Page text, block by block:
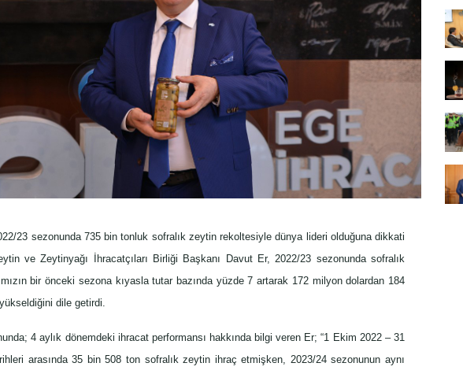
23 sezonunda 735 bin tonluk sofralık zeytin rekoltesiyle dünya lideri olduğuna dikkati
ve Zeytinyağı İhracatçıları Birliği Başkanı Davut Er, 2022/23 sezonunda sofralık
bir önceki sezona kıyasla tutar bazında yüzde 7 artarak 172 milyon dolardan 184
dile getirdi.
4 aylık dönemdeki ihracat performansı hakkında bilgi veren Er; “1 Ekim 2022 – 31
arasında 35 bin 508 ton sofralık zeytin ihraç etmişken, 2023/24 sezonunun aynı